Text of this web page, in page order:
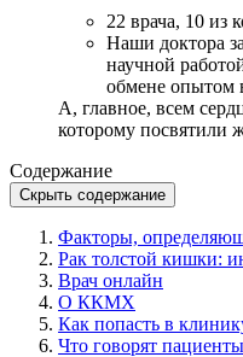
22 врача, 10 из
Наши доктора
научной
обмене опытом
А, главное, всем
которому посвятили
Содержание
Скрыть содержание
Факторы,
Рак толстой кишки:
Врач онлайн
О ККМХ
Как попасть в
Что говорят